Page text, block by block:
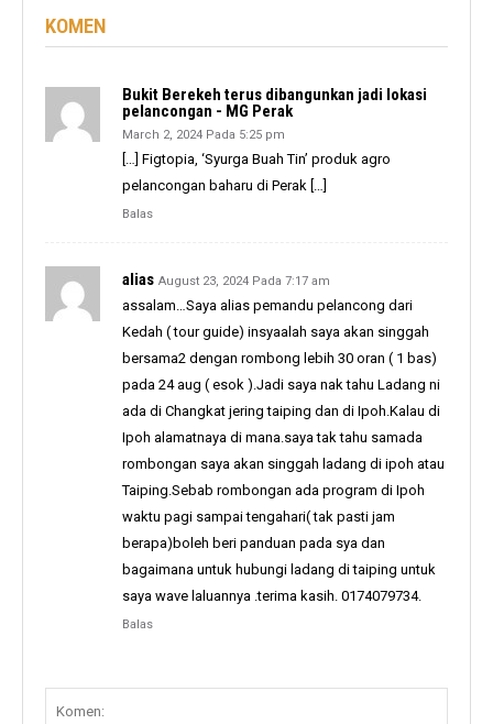
KOMEN
Bukit Berekeh terus dibangunkan jadi lokasi
pelancongan - MG Perak
March 2, 2024 Pada 5:25 pm
[…] Figtopia, ‘Syurga Buah Tin’ produk agro
pelancongan baharu di Perak […]
Balas
alias August 23, 2024 Pada 7:17 am
assalam…Saya alias pemandu pelancong dari
Kedah ( tour guide) insyaalah saya akan singgah
bersama2 dengan rombong lebih 30 oran ( 1 bas)
pada 24 aug ( esok ).Jadi saya nak tahu Ladang ni
ada di Changkat jering taiping dan di Ipoh.Kalau di
Ipoh alamatnaya di mana.saya tak tahu samada
rombongan saya akan singgah ladang di ipoh atau
Taiping.Sebab rombongan ada program di Ipoh
waktu pagi sampai tengahari( tak pasti jam
berapa)boleh beri panduan pada sya dan
bagaimana untuk hubungi ladang di taiping untuk
saya wave laluannya .terima kasih. 0174079734.
Balas